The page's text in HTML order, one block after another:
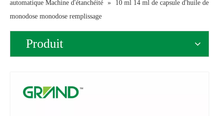
automatique Machine d'étanchéité »
10 ml 14 ml de capsule d'huile de
monodose monodose remplissage
Produit